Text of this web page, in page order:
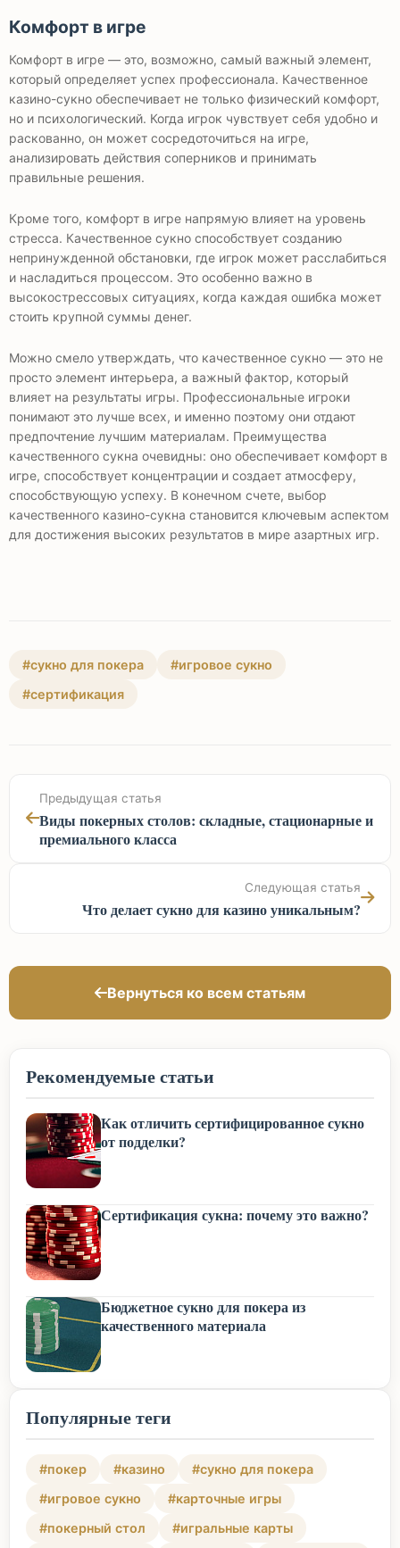
Комфорт в игре
Комфорт в игре — это, возможно, самый важный элемент,
который определяет успех профессионала. Качественное
казино-сукно обеспечивает не только физический комфорт,
но и психологический. Когда игрок чувствует себя удобно и
раскованно, он может сосредоточиться на игре,
анализировать действия соперников и принимать
правильные решения.
Кроме того, комфорт в игре напрямую влияет на уровень
стресса. Качественное сукно способствует созданию
непринужденной обстановки, где игрок может расслабиться
и насладиться процессом. Это особенно важно в
высокострессовых ситуациях, когда каждая ошибка может
стоить крупной суммы денег.
Можно смело утверждать, что качественное сукно — это не
просто элемент интерьера, а важный фактор, который
влияет на результаты игры. Профессиональные игроки
понимают это лучше всех, и именно поэтому они отдают
предпочтение лучшим материалам. Преимущества
качественного сукна очевидны: оно обеспечивает комфорт в
игре, способствует концентрации и создает атмосферу,
способствующую успеху. В конечном счете, выбор
качественного казино-сукна становится ключевым аспектом
для достижения высоких результатов в мире азартных игр.
#сукно для покера
#игровое сукно
#сертификация
Предыдущая статья
Виды покерных столов: складные, стационарные и
премиального класса
Следующая статья
Что делает сукно для казино уникальным?
Вернуться ко всем статьям
Рекомендуемые статьи
Как отличить сертифицированное сукно
от подделки?
Сертификация сукна: почему это важно?
Бюджетное сукно для покера из
качественного материала
Популярные теги
#покер #казино
#сукно для покера
#игровое сукно
#карточные игры
#покерный стол
#игральные карты